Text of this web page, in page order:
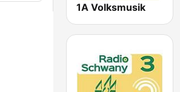
1A Volksmusik